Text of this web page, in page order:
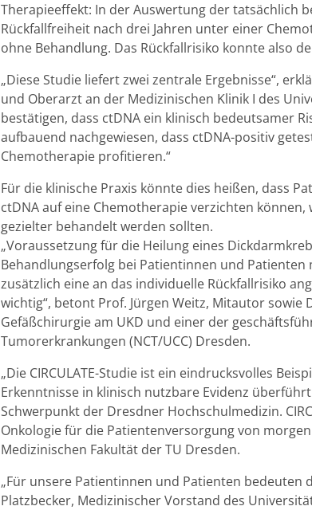
Therapieeffekt: In der Auswertung der tatsächlich
Rückfallfreiheit nach drei Jahren unter einer
ohne Behandlung. Das Rückfallrisiko konnte also
„Diese Studie liefert zwei zentrale Ergebnisse“,
und Oberarzt an der Medizinischen Klinik I des
bestätigen, dass ctDNA ein klinisch bedeutsamer
aufbauend nachgewiesen, dass ctDNA-positiv
Chemotherapie profitieren.“
Für die klinische Praxis könnte dies heißen, dass
ctDNA auf eine Chemotherapie verzichten
gezielter behandelt werden sollten.
„Voraussetzung für die Heilung eines
Behandlungserfolg bei Patientinnen und
zusätzlich eine an das individuelle Rückfallrisiko
wichtig“, betont Prof. Jürgen Weitz, Mitautor
Gefäßchirurgie am UKD und einer der
Tumorerkrankungen (NCT/UCC) Dresden.
„Die CIRCULATE-Studie ist ein eindrucksvolles
Erkenntnisse in klinisch nutzbare Evidenz
Schwerpunkt der Dresdner Hochschulmedizin.
Onkologie für die Patientenversorgung von
Medizinischen Fakultät der TU Dresden.
„Für unsere Patientinnen und Patienten bedeuten
Platzbecker, Medizinischer Vorstand des